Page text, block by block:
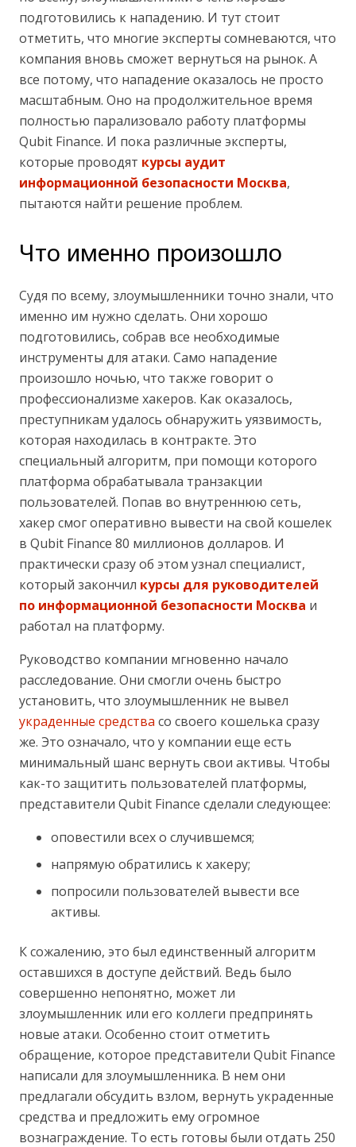
подготовились к нападению. И тут стоит
отметить, что многие эксперты сомневаются, что
компания вновь сможет вернуться на рынок. А
все потому, что нападение оказалось не просто
масштабным. Оно на продолжительное время
полностью парализовало работу платформы
Qubit Finance. И пока различные эксперты,
которые проводят курсы аудит
информационной безопасности Москва,
пытаются найти решение проблем.
Что именно произошло
Судя по всему, злоумышленники точно знали, что
именно им нужно сделать. Они хорошо
подготовились, собрав все необходимые
инструменты для атаки. Само нападение
произошло ночью, что также говорит о
профессионализме хакеров. Как оказалось,
преступникам удалось обнаружить уязвимость,
которая находилась в контракте. Это
специальный алгоритм, при помощи которого
платформа обрабатывала транзакции
пользователей. Попав во внутреннюю сеть,
хакер смог оперативно вывести на свой кошелек
в Qubit Finance 80 миллионов долларов. И
практически сразу об этом узнал специалист,
который закончил курсы для руководителей
по информационной безопасности Москва и
работал на платформу.
Руководство компании мгновенно начало
расследование. Они смогли очень быстро
установить, что злоумышленник не вывел
украденные средства со своего кошелька сразу
же. Это означало, что у компании еще есть
минимальный шанс вернуть свои активы. Чтобы
как-то защитить пользователей платформы,
представители Qubit Finance сделали следующее:
оповестили всех о случившемся;
напрямую обратились к хакеру;
попросили пользователей вывести все
активы.
К сожалению, это был единственный алгоритм
оставшихся в доступе действий. Ведь было
совершенно непонятно, может ли
злоумышленник или его коллеги предпринять
новые атаки. Особенно стоит отметить
обращение, которое представители Qubit Finance
написали для злоумышленника. В нем они
предлагали обсудить взлом, вернуть украденные
средства и предложить ему огромное
вознаграждение. То есть готовы были отдать 250